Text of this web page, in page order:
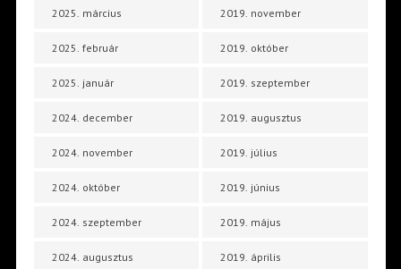
2025. március
2025. február
2025. január
2024. december
2024. november
2024. október
2024. szeptember
2024. augusztus
2019. november
2019. október
2019. szeptember
2019. augusztus
2019. július
2019. június
2019. május
2019. április